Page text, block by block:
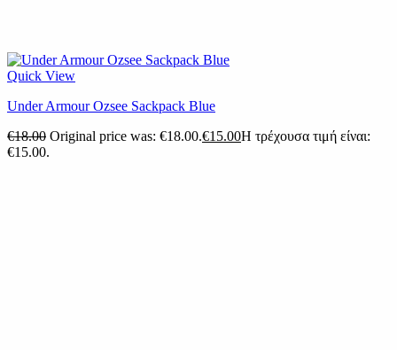
Quick View
Under Armour Ozsee Sackpack Blue
€18.00 Original price was: €18.00.€15.00Η τρέχουσα τιμή είναι:
€15.00.